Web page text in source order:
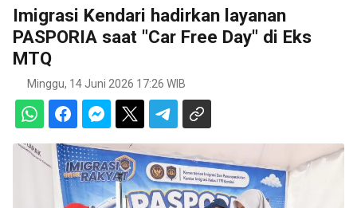
Imigrasi Kendari hadirkan layanan
PASPORIA saat "Car Free Day" di Eks
MTQ
Minggu, 14 Juni 2026 17:26 WIB